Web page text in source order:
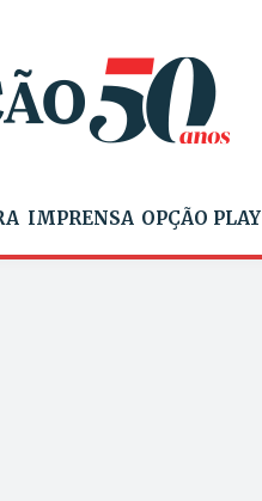
IMPRENSA OPÇÃO PLAY